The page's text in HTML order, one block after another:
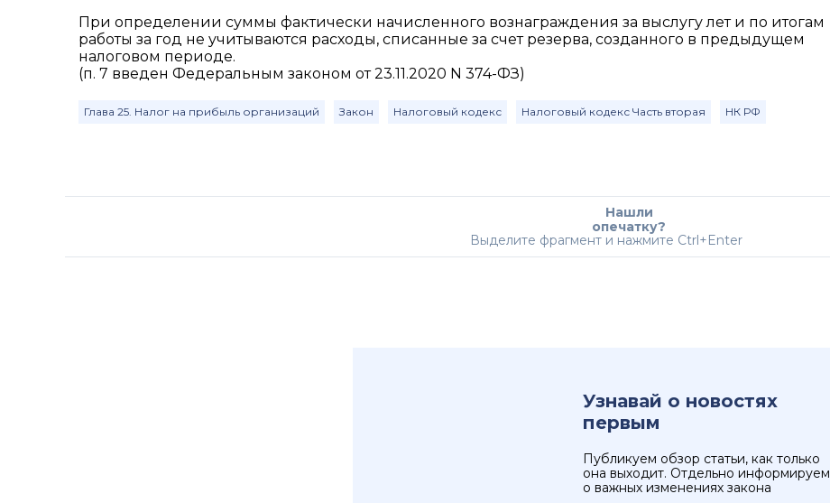
При определении суммы фактически начисленного вознаграждения за выслугу лет и по итогам
работы за год не учитываются расходы, списанные за счет резерва, созданного в предыдущем
налоговом периоде.
(п. 7 введен Федеральным законом от 23.11.2020 N 374-ФЗ)
Глава 25. Налог на прибыль организаций Закон Налоговый кодекс Налоговый кодекс Часть вторая НК РФ
Нашли
опечатку?
Выделите фрагмент и нажмите Ctrl+Enter
Узнавай о новостях
первым
Публикуем обзор статьи, как только
она выходит. Отдельно информируем
о важных изменениях закона